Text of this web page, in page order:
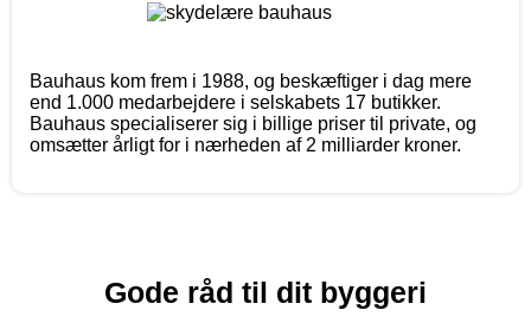
Bauhaus kom frem i 1988, og beskæftiger i dag mere
end 1.000 medarbejdere i selskabets 17 butikker.
Bauhaus specialiserer sig i billige priser til private, og
omsætter årligt for i nærheden af 2 milliarder kroner.
Gode råd til dit byggeri